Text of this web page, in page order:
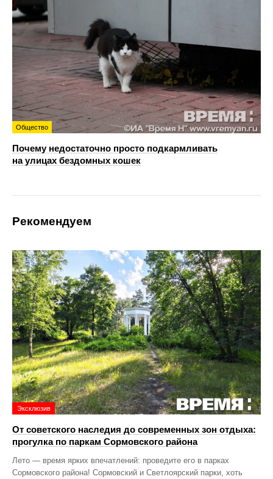
Общество
Почему недостаточно просто подкармливать
на улицах бездомных кошек
Рекомендуем
Эксклюзив
От советского наследия до современных зон отдыха:
прогулка по паркам Сормовского района
Лето — время ярких впечатлений: проведите его в парках
Сормовского района! Сормовский и Светлоярский парки, хоть